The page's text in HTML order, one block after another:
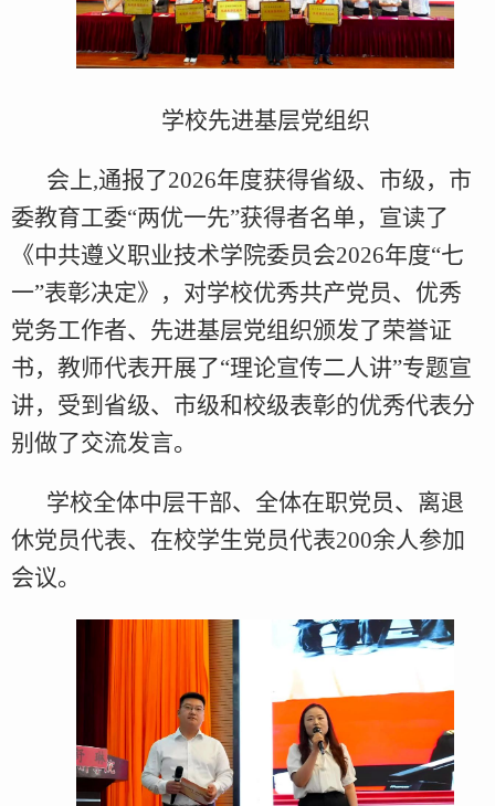
学校先进基层党组织
会上,通报了2026年度获得省级、市级，市
委教育工委“两优一先”获得者名单，宣读了
《中共遵义职业技术学院委员会2026年度“七
一”表彰决定》，对学校优秀共产党员、优秀
党务工作者、先进基层党组织颁发了荣誉证
书，教师代表开展了“理论宣传二人讲”专题宣
讲，受到省级、市级和校级表彰的优秀代表分
别做了交流发言。
学校全体中层干部、全体在职党员、离退
休党员代表、在校学生党员代表200余人参加
会议。